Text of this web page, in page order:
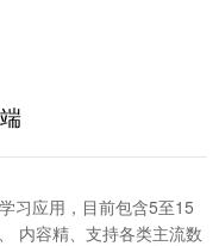
习应用，目前包含5至15
内容精、支持各类主流数